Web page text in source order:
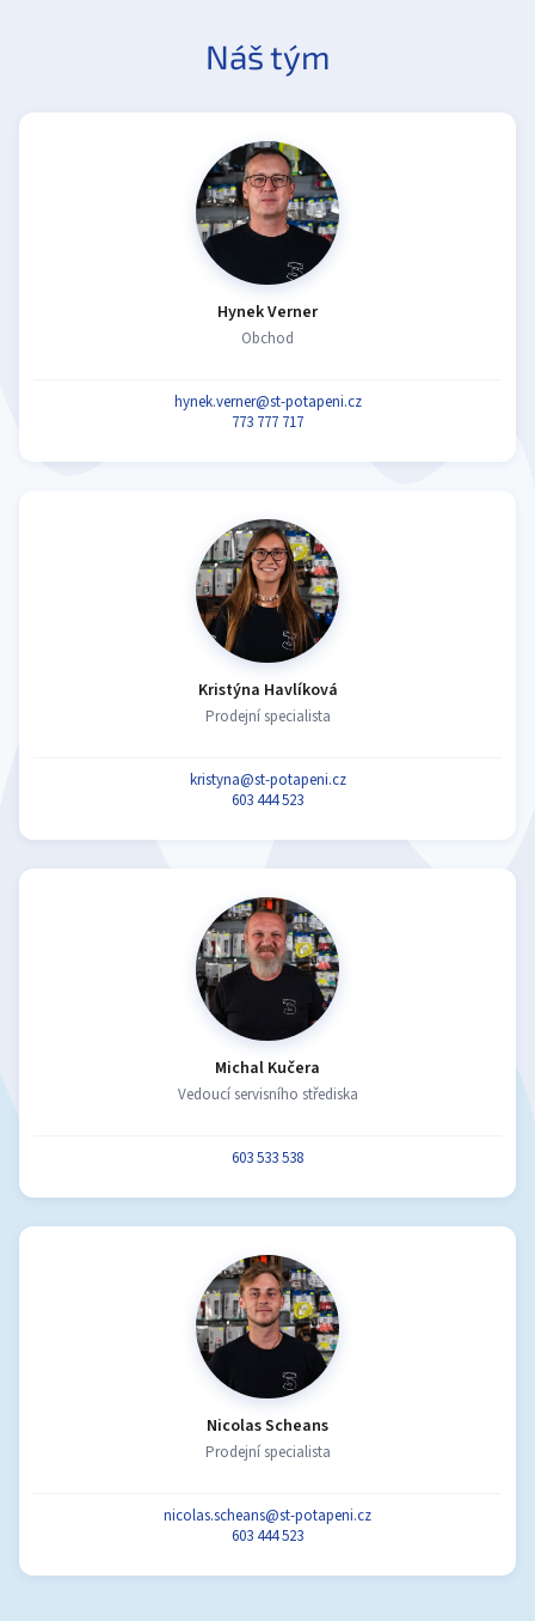
Náš tým
Hynek Verner
Obchod
hynek.verner@st-potapeni.cz
773 777 717
Kristýna Havlíková
Prodejní specialista
kristyna@st-potapeni.cz
603 444 523
Michal Kučera
Vedoucí servisního střediska
603 533 538
Nicolas Scheans
Prodejní specialista
nicolas.scheans@st-potapeni.cz
603 444 523